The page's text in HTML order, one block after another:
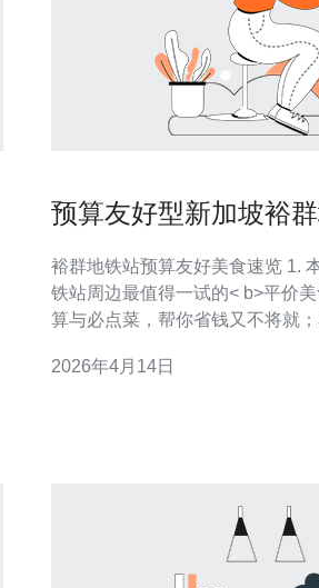
预算友好型新加坡裕
裕群地铁站预算友好美食速览 1. 本文为你盘点< b>裕群地
铁站周边最值得一试的< b>平价
算与必点菜，帮你省钱又不将就
在新加坡跑点心与小吃的资深吃货
2026年4月14日